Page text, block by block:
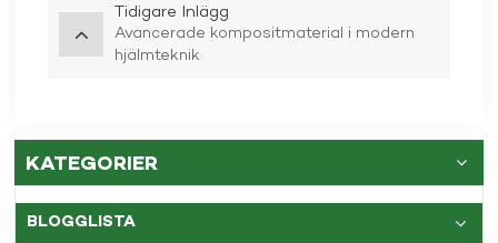
Tidigare Inlägg
Avancerade kompositmaterial i modern
hjälmteknik
KATEGORIER
BLOGGLISTA